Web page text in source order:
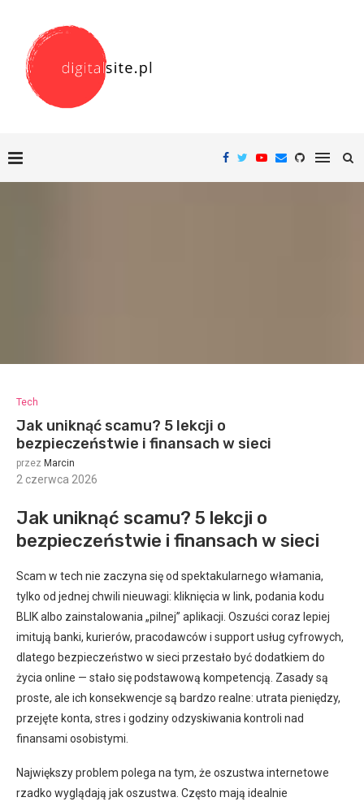
Tech
Jak uniknąć scamu? 5 lekcji o
bezpieczeństwie i finansach w sieci
przez Marcin
2 czerwca 2026
Jak uniknąć scamu? 5 lekcji o
bezpieczeństwie i finansach w sieci
Scam w tech nie zaczyna się od spektakularnego włamania,
tylko od jednej chwili nieuwagi: kliknięcia w link, podania kodu
BLIK albo zainstalowania „pilnej” aplikacji. Oszuści coraz lepiej
imitują banki, kurierów, pracodawców i support usług cyfrowych,
dlatego bezpieczeństwo w sieci przestało być dodatkiem do
życia online — stało się podstawową kompetencją. Zasady są
proste, ale ich konsekwencje są bardzo realne: utrata pieniędzy,
przejęte konta, stres i godziny odzyskiwania kontroli nad
finansami osobistymi.
Największy problem polega na tym, że oszustwa internetowe
rzadko wyglądają jak oszustwa. Często mają idealnie